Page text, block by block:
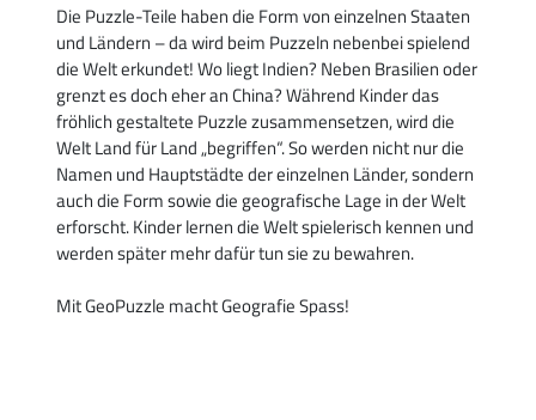
Die Puzzle-Teile haben die Form von einzelnen Staaten
und Ländern – da wird beim Puzzeln nebenbei spielend
die Welt erkundet! Wo liegt Indien? Neben Brasilien oder
grenzt es doch eher an China? Während Kinder das
fröhlich gestaltete Puzzle zusammensetzen, wird die
Welt Land für Land „begriffen“. So werden nicht nur die
Namen und Hauptstädte der einzelnen Länder, sondern
auch die Form sowie die geografische Lage in der Welt
erforscht. Kinder lernen die Welt spielerisch kennen und
werden später mehr dafür tun sie zu bewahren.
Mit GeoPuzzle macht Geografie Spass!